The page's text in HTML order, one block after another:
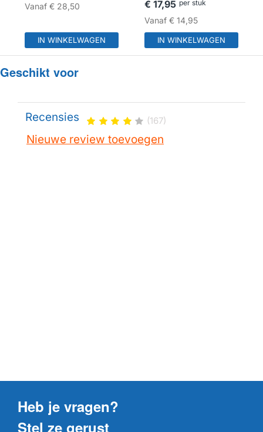
Vanaf € 28,50
IN WINKELWAGEN
€ 17,95 per stuk
Vanaf€ 14,95
IN WINKELWAGEN
Geschikt voor
Recensies (167)
Nieuwe review toevoegen
Heb je vragen?
Stel ze gerust